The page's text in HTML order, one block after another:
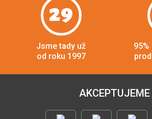
29
Jsme tady už
od roku 1997
AKCEPTUJEME